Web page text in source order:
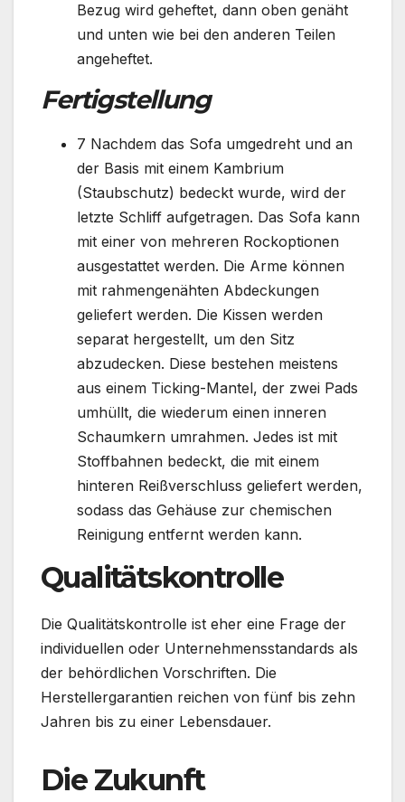
Bezug wird geheftet, dann oben genäht
und unten wie bei den anderen Teilen
angeheftet.
Fertigstellung
7 Nachdem das Sofa umgedreht und an
der Basis mit einem Kambrium
(Staubschutz) bedeckt wurde, wird der
letzte Schliff aufgetragen. Das Sofa kann
mit einer von mehreren Rockoptionen
ausgestattet werden. Die Arme können
mit rahmengenähten Abdeckungen
geliefert werden. Die Kissen werden
separat hergestellt, um den Sitz
abzudecken. Diese bestehen meistens
aus einem Ticking-Mantel, der zwei Pads
umhüllt, die wiederum einen inneren
Schaumkern umrahmen. Jedes ist mit
Stoffbahnen bedeckt, die mit einem
hinteren Reißverschluss geliefert werden,
sodass das Gehäuse zur chemischen
Reinigung entfernt werden kann.
Qualitätskontrolle
Die Qualitätskontrolle ist eher eine Frage der
individuellen oder Unternehmensstandards als
der behördlichen Vorschriften. Die
Herstellergarantien reichen von fünf bis zehn
Jahren bis zu einer Lebensdauer.
Die Zukunft